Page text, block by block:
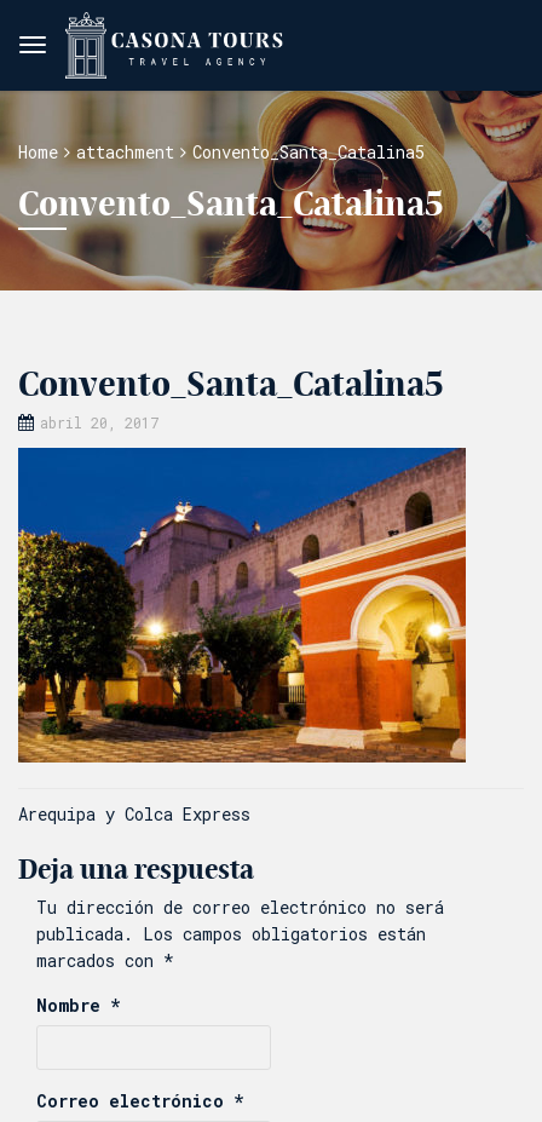
Home attachment Convento_Santa_Catalina5
Convento_Santa_Catalina5
Convento_Santa_Catalina5
abril 20, 2017
Navegación
de
entradas
Arequipa y Colca Express
Deja una respuesta
Tu dirección de correo electrónico no será
publicada.
Los campos obligatorios están
marcados con *
Nombre *
Correo electrónico *